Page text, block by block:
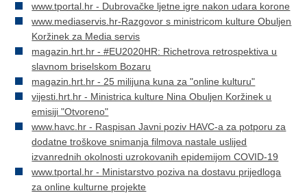
www.tportal.hr - Dubrovačke ljetne igre nakon udara korone
www.mediaservis.hr-Razgovor s ministricom kulture Obuljen
Koržinek za Media servis
magazin.hrt.hr - #EU2020HR: Richetrova retrospektiva u
slavnom briselskom Bozaru
magazin.hrt.hr - 25 milijuna kuna za "online kulturu"
vijesti.hrt.hr - Ministrica kulture Nina Obuljen Koržinek u
emisiji "Otvoreno"
www.havc.hr - Raspisan Javni poziv HAVC-a za potporu za
dodatne troškove snimanja filmova nastale uslijed
izvanrednih okolnosti uzrokovanih epidemijom COVID-19
www.tportal.hr - Ministarstvo poziva na dostavu prijedloga
za online kulturne projekte